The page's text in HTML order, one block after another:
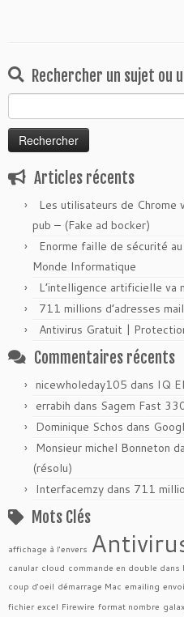
Rechercher un sujet ou
Articles récents
Les utilisateurs de Chrome
pub – (Fake ad bocker)
Enorme faille de sécurité
Monde Informatique
L’intelligence artificielle va
711 millions d’adresses
Antivirus Gratuit |
Commentaires récents
nicewholeday105 dans IQ
errabih dans Sagem Fast
Dominique Schos dans
Monsieur michel Bonneton
(résolu)
Interfacemzy dans 711
Mots Clés
affichage à l'envers
canular cloud commande en double dans
coup d'oeil démarrage Mac emailing
fichier excel Firewire format nombre